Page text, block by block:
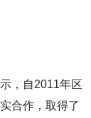
，自2011年区
合作，取得了